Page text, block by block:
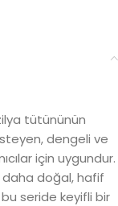
tütününün
dengeli ve
için uygundur.
doğal, hafif
seride keyifli bir